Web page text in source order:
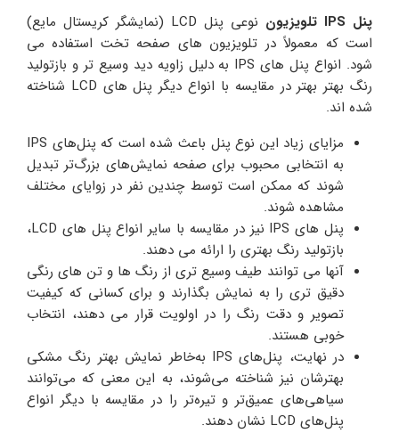
پنل IPS تلویزیون
نوعی پنل LCD (نمایشگر کریستال مایع)
است که معمولاً در تلویزیون های صفحه تخت استفاده می
شود. انواع پنل های IPS به دلیل زاویه دید وسیع تر و بازتولید
رنگ بهتر بهتر در مقایسه با انواع دیگر پنل های LCD شناخته
شده اند.
مزایای زیاد این نوع پنل باعث شده است که پنل‌های IPS
به انتخابی محبوب برای صفحه‌ نمایش‌های بزرگ‌تر تبدیل
شوند که ممکن است توسط چندین نفر در زوایای مختلف
مشاهده شوند.
پنل های IPS نیز در مقایسه با سایر انواع پنل های LCD،
بازتولید رنگ بهتری را ارائه می دهند.
آنها می توانند طیف وسیع تری از رنگ ها و تن های رنگی
دقیق تری را به نمایش بگذارند و برای کسانی که کیفیت
تصویر و دقت رنگ را در اولویت قرار می دهند، انتخاب
خوبی هستند.
در نهایت، پنل‌های IPS به‌خاطر نمایش بهتر رنگ مشکی
بهترشان نیز شناخته می‌شوند، به این معنی که می‌توانند
سیاهی‌های عمیق‌تر و تیره‌تر را در مقایسه با دیگر انواع
پنل‌های LCD نشان دهند.